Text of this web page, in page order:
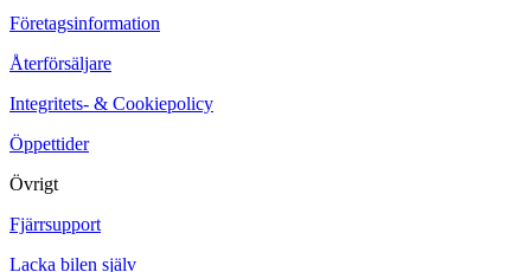
Företagsinformation
Återförsäljare
Integritets- & Cookiepolicy
Öppettider
Övrigt
Fjärrsupport
Lacka bilen själv